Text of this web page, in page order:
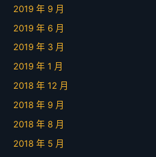
2019 年 9 月
2019 年 6 月
2019 年 3 月
2019 年 1 月
2018 年 12 月
2018 年 9 月
2018 年 8 月
2018 年 5 月